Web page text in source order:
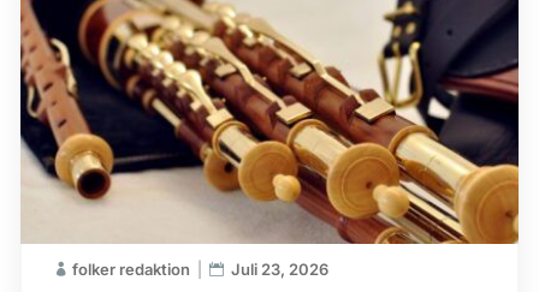
folker redaktion Juli 23, 2026